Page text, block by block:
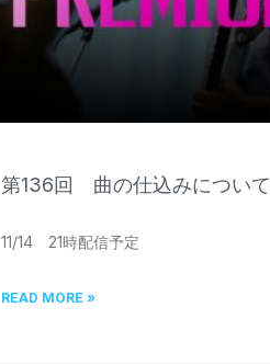
第136回 曲の仕込みについて
11/14 21時配信予定
READ MORE »